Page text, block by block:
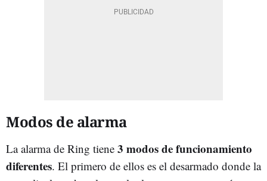
Modos de alarma
La alarma de Ring tiene 3 modos de funcionamiento
diferentes. El primero de ellos es el desarmado donde la